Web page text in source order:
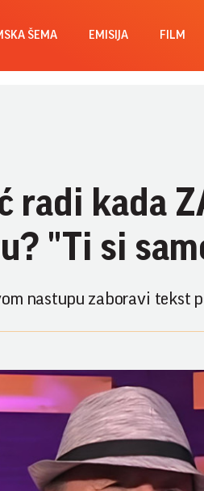
ŠEMA EMISIJA FILM
radi kada
"Ti si
nastupu zaboravi tekst